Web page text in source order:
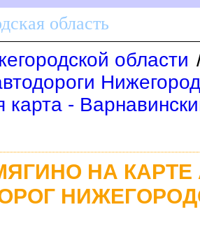
область
области
карта -
НА